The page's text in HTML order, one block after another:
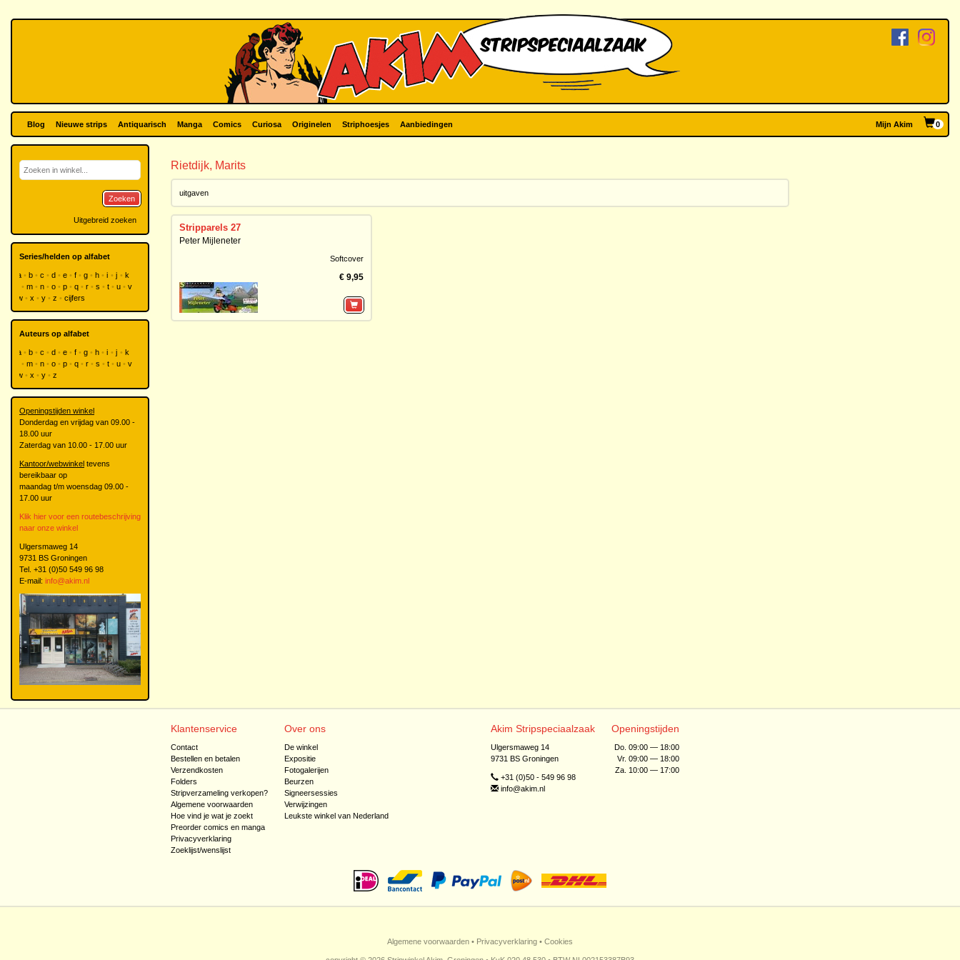
Blog Nieuwe strips Antiquarisch Manga Comics Curiosa Originelen Striphoesjes Aanbiedingen Mijn Akim 0
Rietdijk, Marits
uitgaven
Stripparels 27
Peter Mijleneter
Softcover
€ 9,95
Zoeken
Uitgebreid zoeken
Series/helden op alfabet
a b c d e f g h i j
k
m n o p q r s t u
v
w
x y z cijfers
Auteurs op alfabet
a b c d e f g h i j
k
m n o p q r s t u
v
w
x y z
Openingstijden winkel
Donderdag en vrijdag van 09.00 -
18.00 uur
Zaterdag van 10.00 - 17.00 uur
Kantoor/webwinkel tevens
bereikbaar op
maandag t/m woensdag 09.00 -
17.00 uur
Klik hier voor een routebeschrijving
naar onze winkel
Ulgersmaweg 14
9731 BS Groningen
Tel. +31 (0)50 549 96 98
E-mail: info@akim.nl
Klantenservice
Contact
Bestellen en betalen
Verzendkosten
Folders
Stripverzameling verkopen?
Algemene voorwaarden
Hoe vind je wat je zoekt
Preorder comics en manga
Privacyverklaring
Zoeklijst/wenslijst
Over ons
De winkel
Expositie
Fotogalerijen
Beurzen
Signeersessies
Verwijzingen
Leukste winkel van Nederland
Akim Stripspeciaalzaak
Ulgersmaweg 14
9731 BS Groningen
+31 (0)50 - 549 96 98
info@akim.nl
Openingstijden
Do. 09:00 — 18:00
Vr. 09:00 — 18:00
Za. 10:00 — 17:00
Algemene voorwaarden • Privacyverklaring • Cookies